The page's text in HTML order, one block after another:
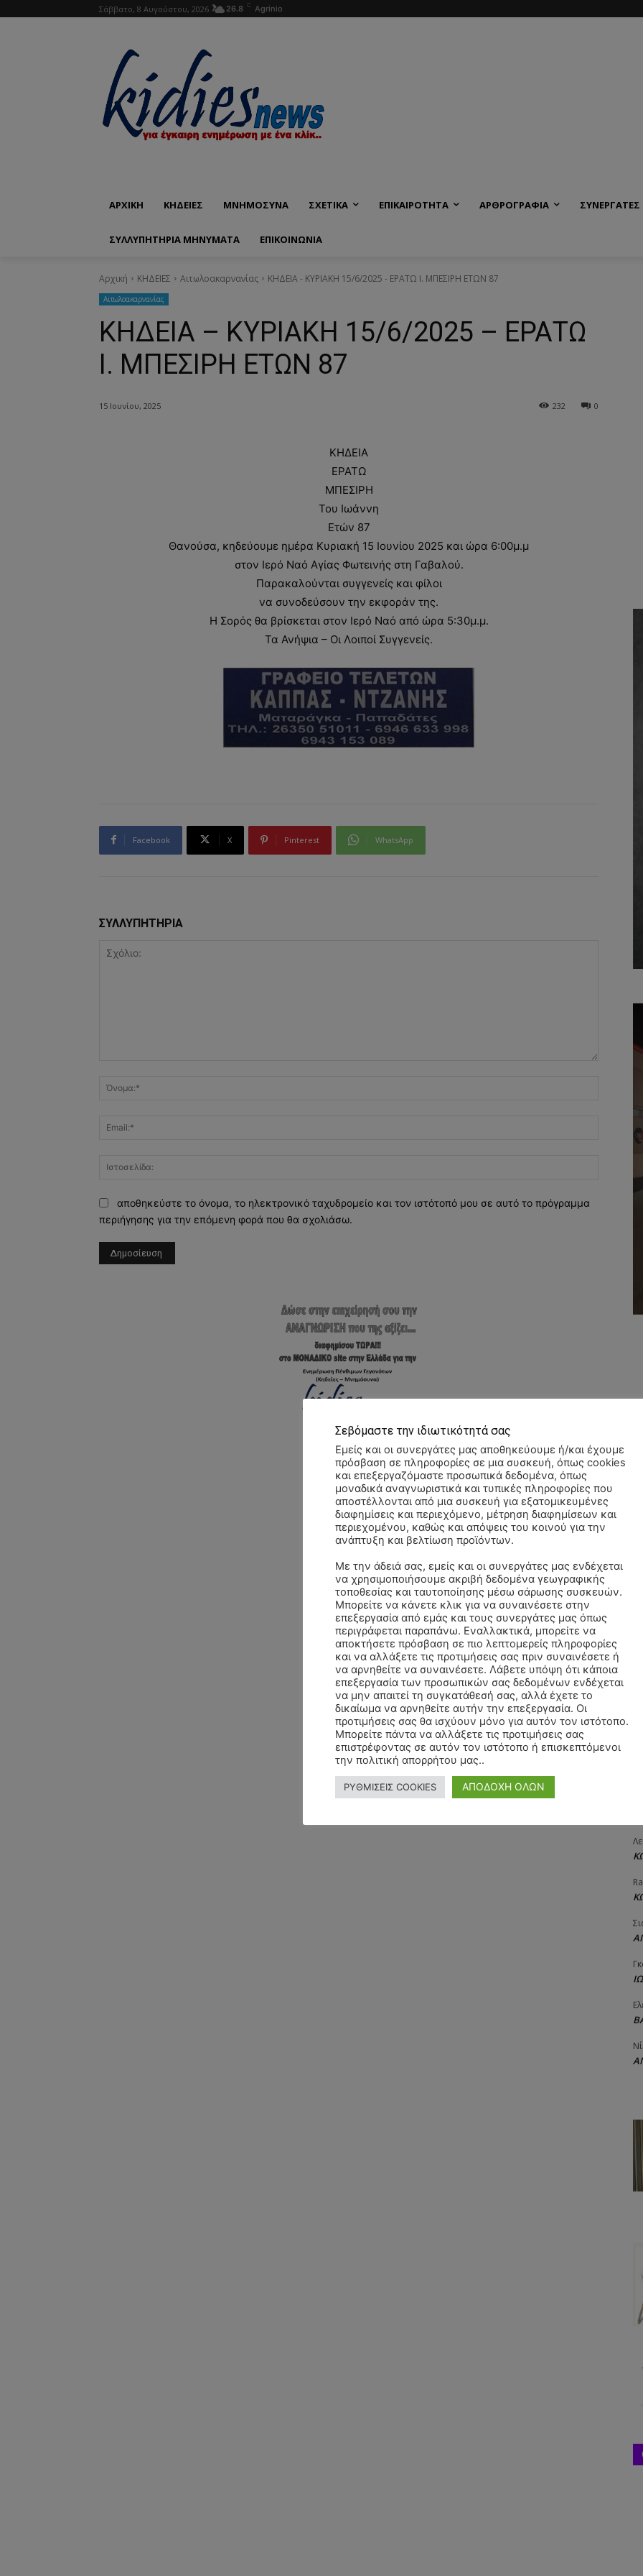
Σάββατο, 8 Αυγούστου, 2026 26.8 C Agrinio
ΑΡΧΙΚΗ ΚΗΔΕΙΕΣ ΜΝΗΜΟΣΥΝΑ ΣΧΕΤΙΚΑ ΕΠΙΚΑΙΡΟΤΗΤΑ ΑΡΘΡΟΓΡΑΦΙΑ ΣΥΝΕΡΓΑΤΕΣ
ΣΥΛΛΥΠΗΤΗΡΙΑ ΜΗΝΥΜΑΤΑ ΕΠΙΚΟΙΝΩΝΊΑ
Αρχική ΚΗΔΕΙΕΣ Aιτωλοακαρνανίας ΚΗΔΕΙΑ - ΚΥΡΙΑΚΗ 15/6/2025 - ΕΡΑΤΩ Ι. ΜΠΕΣΙΡΗ ΕΤΩΝ 87
Aιτωλοακαρνανίας
ΚΗΔΕΙΑ – ΚΥΡΙΑΚΗ 15/6/2025 – ΕΡΑΤΩ
Ι. ΜΠΕΣΙΡΗ ΕΤΩΝ 87
15 Ιουνίου, 2025 0
232
ΚΗΔΕΙΑ
ΕΡΑΤΩ
ΜΠΕΣΙΡΗ
Του Ιωάννη
Ετών 87
Θανούσα, κηδεύουμε ημέρα Κυριακή 15 Ιουνίου 2025 και ώρα 6:00μ.μ
στον Ιερό Ναό Αγίας Φωτεινής στη Γαβαλού.
Παρακαλούνται συγγενείς και φίλοι
να συνοδεύσουν την εκφοράν της.
Η Σορός θα βρίσκεται στον Ιερό Ναό από ώρα 5:30μ.μ.
Τα Ανήψια – Οι Λοιποί Συγγενείς.
Facebook X Pinterest WhatsApp
ΣΥΛΛΥΠΗΤΗΡΙΑ
αποθηκεύστε το όνομα, το ηλεκτρονικό ταχυδρομείο και τον ιστότοπό μου σε αυτό το πρόγραμμα
περιήγησης για την επόμενη φορά που θα σχολιάσω.
Σεβόμαστε την ιδιωτικότητά σας
Εμείς και οι συνεργάτες μας αποθηκεύουμε ή/και έχουμε
πρόσβαση σε πληροφορίες σε μια συσκευή, όπως cookies
και επεξεργαζόμαστε προσωπικά δεδομένα, όπως
μοναδικά αναγνωριστικά και τυπικές πληροφορίες που
αποστέλλονται από μια συσκευή για εξατομικευμένες
διαφημίσεις και περιεχόμενο, μέτρηση διαφημίσεων και
περιεχομένου, καθώς και απόψεις του κοινού για την
ανάπτυξη και βελτίωση προϊόντων.
Με την άδειά σας, εμείς και οι συνεργάτες μας ενδέχεται
να χρησιμοποιήσουμε ακριβή δεδομένα γεωγραφικής
τοποθεσίας και ταυτοποίησης μέσω σάρωσης συσκευών.
Μπορείτε να κάνετε κλικ για να συναινέσετε στην
επεξεργασία από εμάς και τους συνεργάτες μας όπως
περιγράφεται παραπάνω. Εναλλακτικά, μπορείτε να
αποκτήσετε πρόσβαση σε πιο λεπτομερείς πληροφορίες
και να αλλάξετε τις προτιμήσεις σας πριν συναινέσετε ή
να αρνηθείτε να συναινέσετε. Λάβετε υπόψη ότι κάποια
επεξεργασία των προσωπικών σας δεδομένων ενδέχεται
να μην απαιτεί τη συγκατάθεσή σας, αλλά έχετε το
δικαίωμα να αρνηθείτε αυτήν την επεξεργασία. Οι
προτιμήσεις σας θα ισχύουν μόνο για αυτόν τον ιστότοπο.
Μπορείτε πάντα να αλλάξετε τις προτιμήσεις σας
επιστρέφοντας σε αυτόν τον ιστότοπο ή επισκεπτόμενοι
την πολιτική απορρήτου μας..
ΡΥΘΜΙΣΕΙΣ COOKIES ΑΠΟΔΟΧΗ ΟΛΩΝ